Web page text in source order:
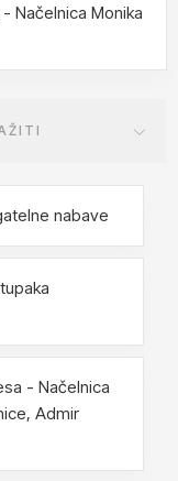
o nabavi i
nabave male
za
Načelnica Monika
nabave
- Načelnica
Admir